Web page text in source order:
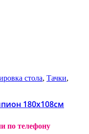
стола, Тачки,
180х108см
по телефону